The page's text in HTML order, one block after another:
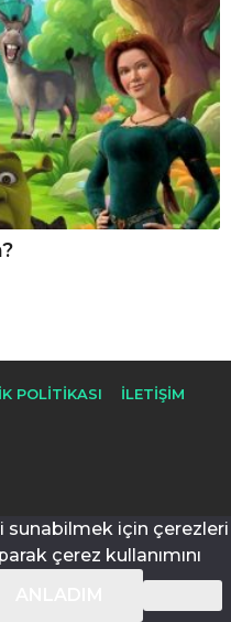
POLITIKASI İLETIŞIM
sunabilmek için çerezleri
çerez kullanımını